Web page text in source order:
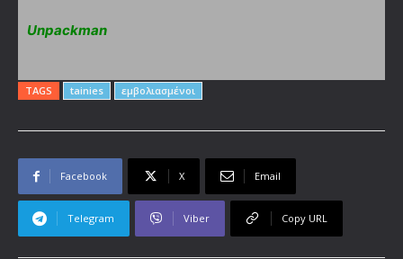
Unpackman
TAGS tainies εμβολιασμένοι
Facebook X Email
Telegram Viber Copy URL